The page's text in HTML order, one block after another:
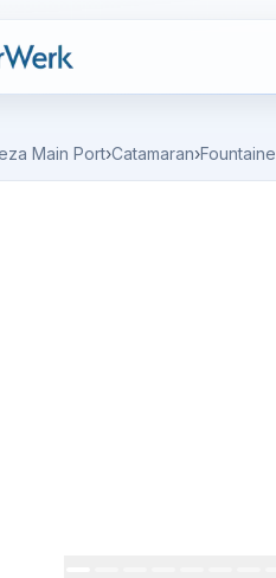
Main Port›Catamaran›